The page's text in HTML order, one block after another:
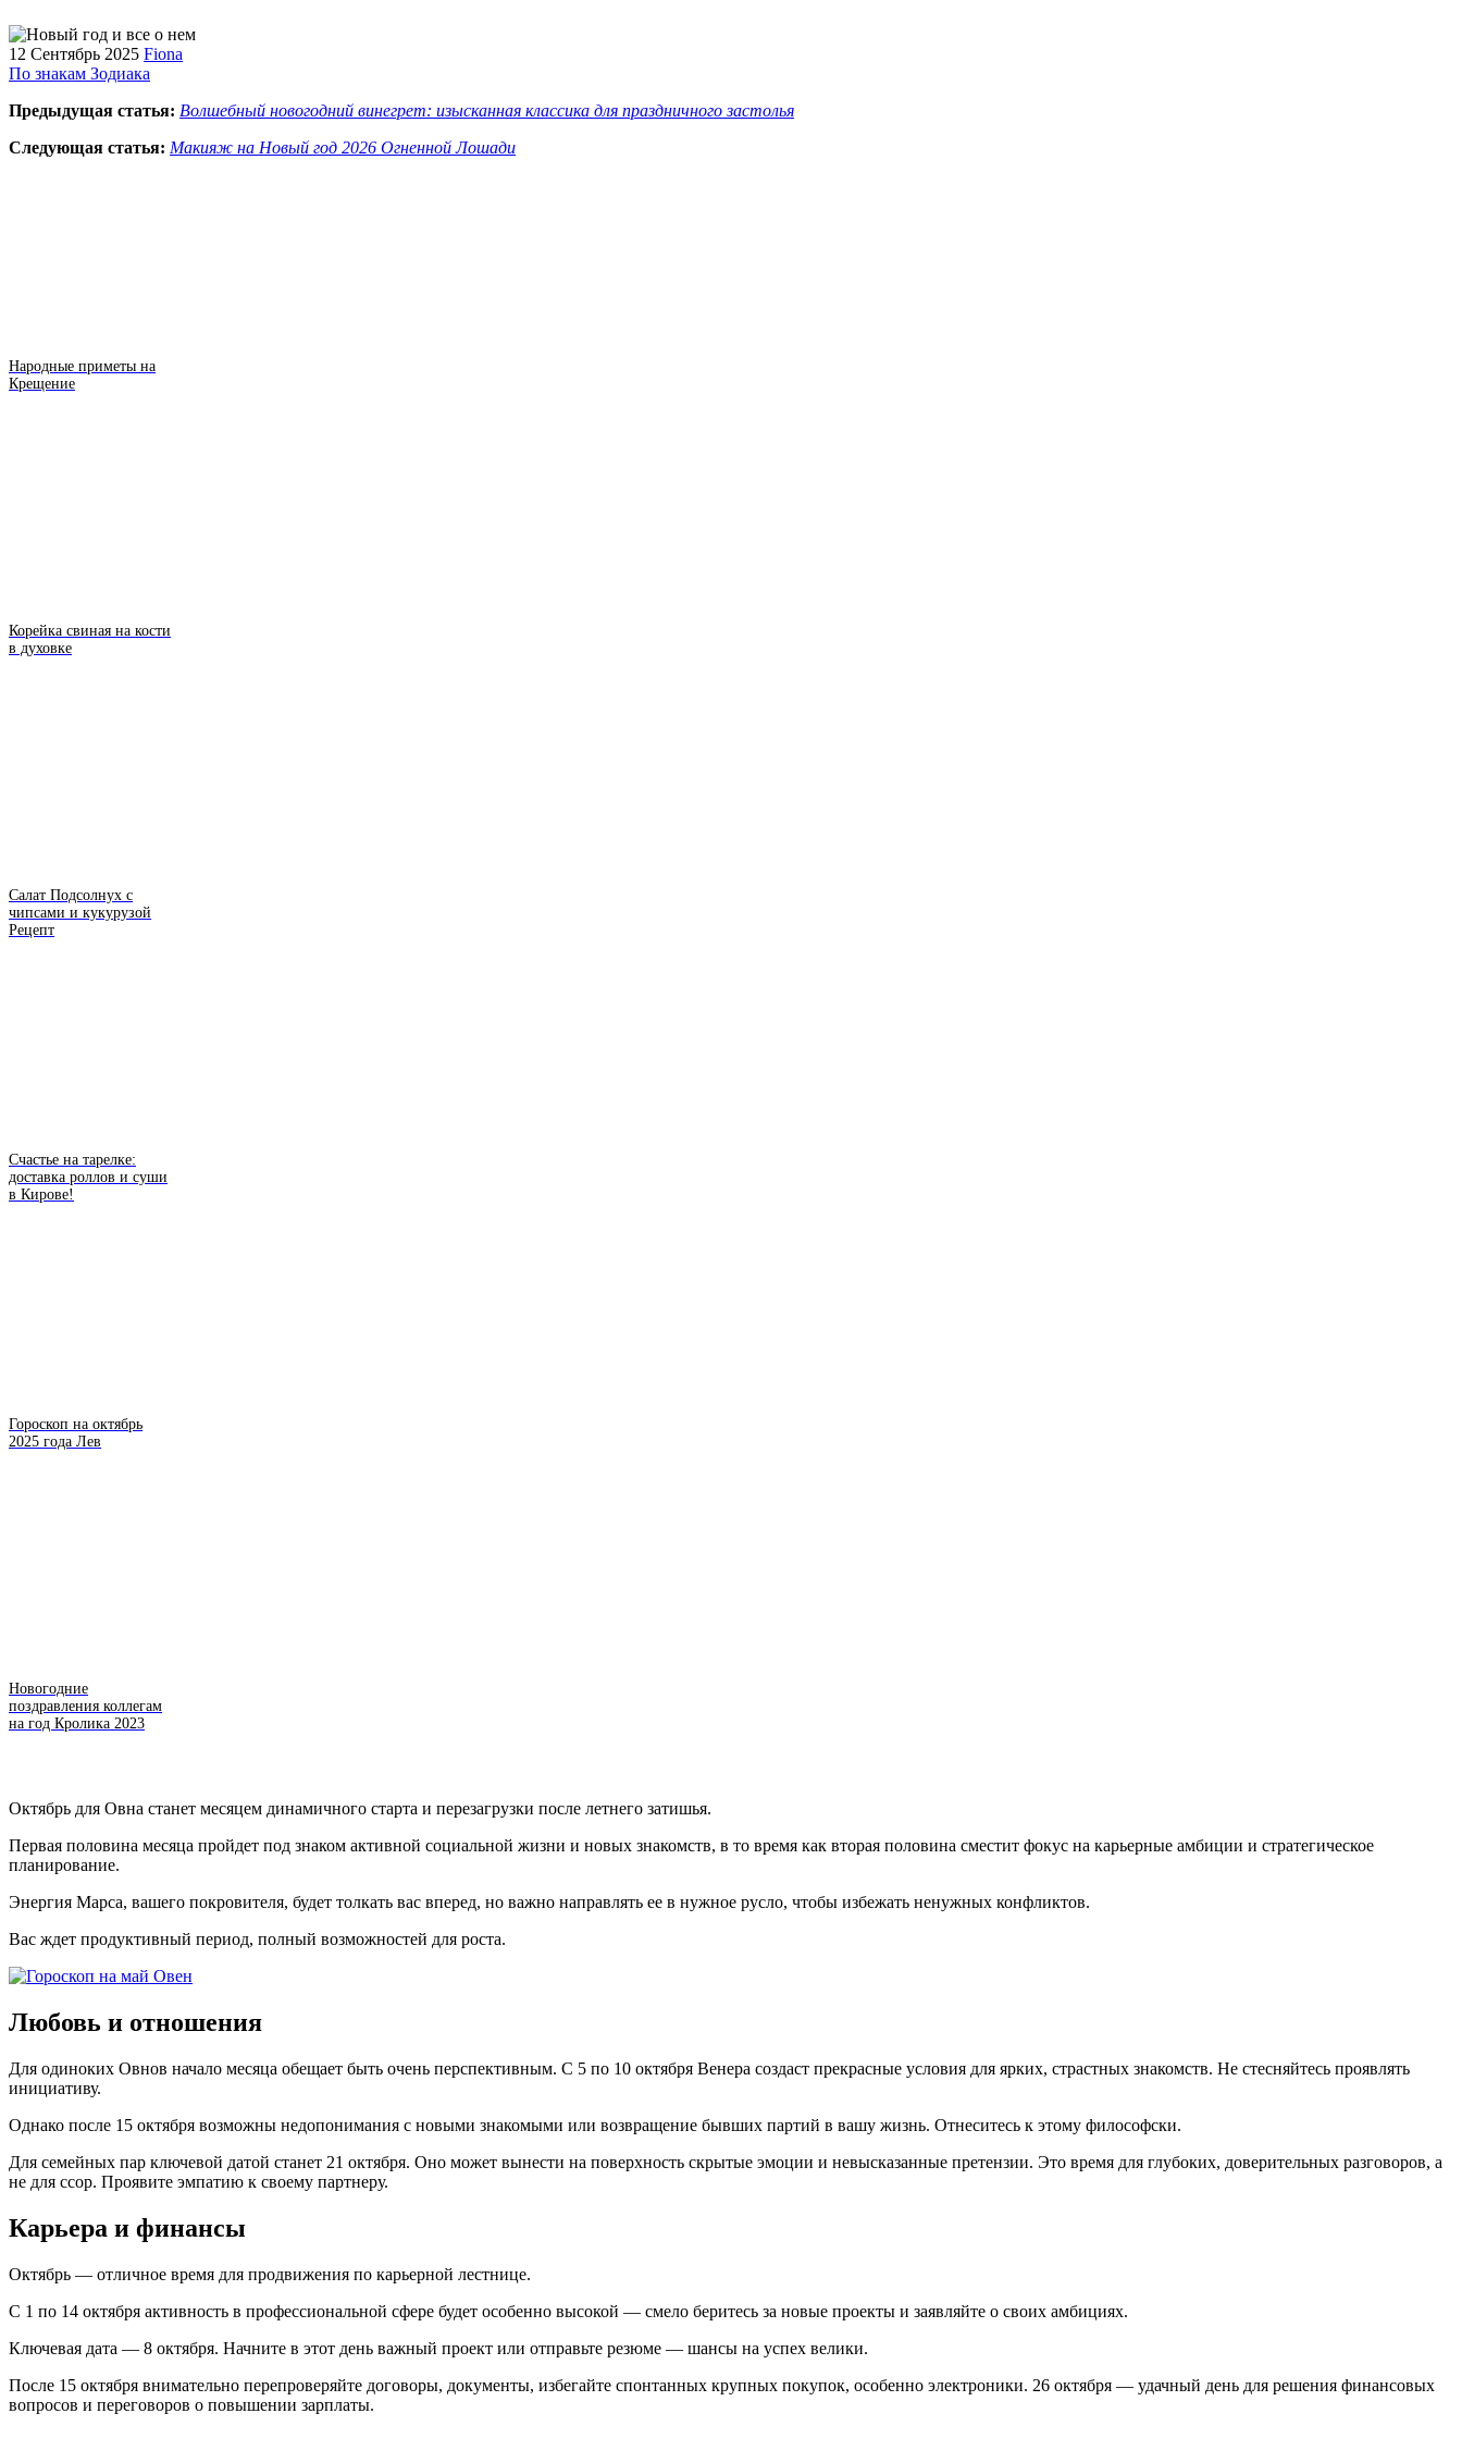
12 Сентябрь 2025 Fiona
По знакам Зодиака
Предыдущая статья: Волшебный новогодний винегрет: изысканная классика для праздничного застолья
Следующая статья: Макияж на Новый год 2026 Огненной Лошади
Народные приметы на
Крещение
Корейка свиная на кости
в духовке
Салат Подсолнух с
чипсами и кукурузой
Рецепт
Счастье на тарелке:
доставка роллов и суши
в Кирове!
Гороскоп на октябрь
2025 года Лев
Новогодние
поздравления коллегам
на год Кролика 2023
Октябрь для Овна станет месяцем динамичного старта и перезагрузки после летнего затишья.
Первая половина месяца пройдет под знаком активной социальной жизни и новых знакомств, в то время как вторая половина сместит фокус на карьерные амбиции и стратегическое
планирование.
Энергия Марса, вашего покровителя, будет толкать вас вперед, но важно направлять ее в нужное русло, чтобы избежать ненужных конфликтов.
Вас ждет продуктивный период, полный возможностей для роста.
Любовь и отношения
Для одиноких Овнов начало месяца обещает быть очень перспективным. С 5 по 10 октября Венера создаст прекрасные условия для ярких, страстных знакомств. Не стесняйтесь проявлять
инициативу.
Однако после 15 октября возможны недопонимания с новыми знакомыми или возвращение бывших партий в вашу жизнь. Отнеситесь к этому философски.
Для семейных пар ключевой датой станет 21 октября. Оно может вынести на поверхность скрытые эмоции и невысказанные претензии. Это время для глубоких, доверительных разговоров, а
не для ссор. Проявите эмпатию к своему партнеру.
Карьера и финансы
Октябрь — отличное время для продвижения по карьерной лестнице.
С 1 по 14 октября активность в профессиональной сфере будет особенно высокой — смело беритесь за новые проекты и заявляйте о своих амбициях.
Ключевая дата — 8 октября. Начните в этот день важный проект или отправьте резюме — шансы на успех велики.
После 15 октября внимательно перепроверяйте договоры, документы, избегайте спонтанных крупных покупок, особенно электроники. 26 октября — удачный день для решения финансовых
вопросов и переговоров о повышении зарплаты.